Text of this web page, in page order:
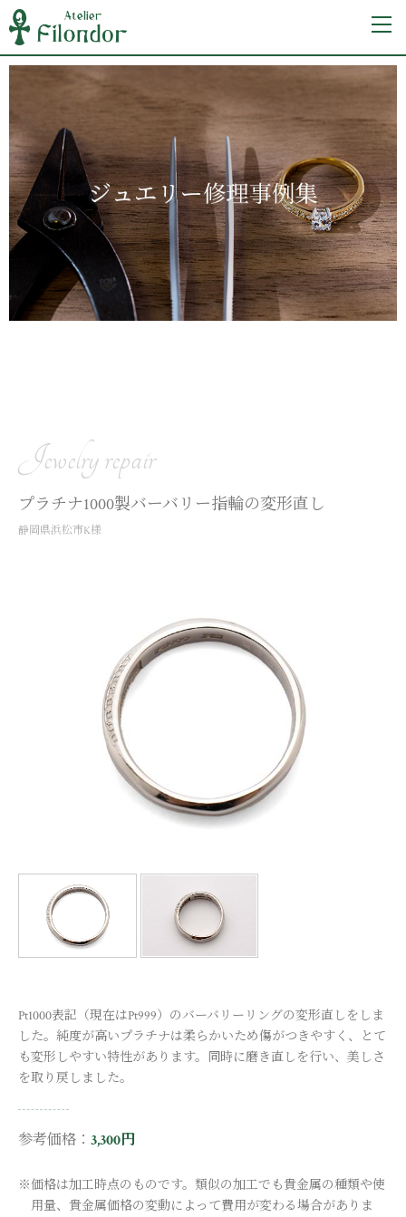
Jewelry repair
プラチナ1000製バーバリー指輪の変形直し
静岡県浜松市K様
Pt1000表記（現在はPt999）のバーバリーリングの変形直しをしま
した。純度が高いプラチナは柔らかいため傷がつきやすく、とて
も変形しやすい特性があります。同時に磨き直しを行い、美しさ
を取り戻しました。
参考価格： 3,300円
※価格は加工時点のものです。類似の加工でも貴金属の種類や使
用量、貴金属価格の変動によって費用が変わる場合がありま